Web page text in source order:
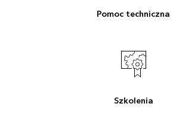
Pomoc techniczna
Szkolenia